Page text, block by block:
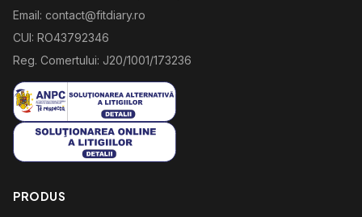
Email: contact@fitdiary.ro
CUI: RO43792346
Reg. Comertului: J20/1001/173236
PRODUS